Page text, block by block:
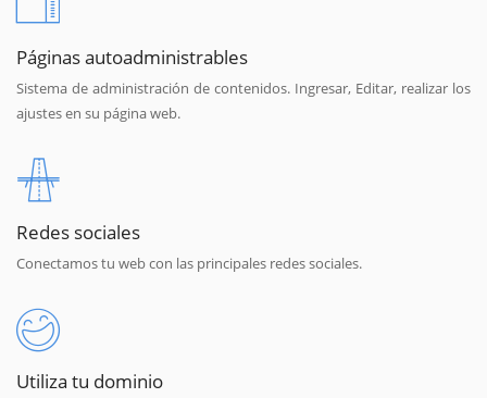
Páginas autoadministrables
Sistema de administración de contenidos. Ingresar, Editar, realizar los
ajustes en su página web.
Redes sociales
Conectamos tu web con las principales redes sociales.
Utiliza tu dominio